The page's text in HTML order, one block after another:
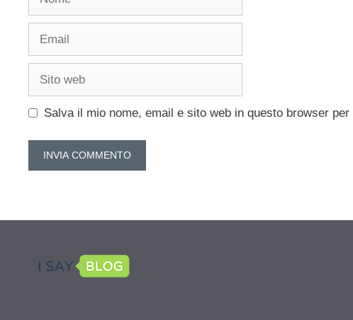
Salva il mio nome, email e sito web in questo browser